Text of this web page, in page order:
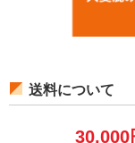
送料について
30,000